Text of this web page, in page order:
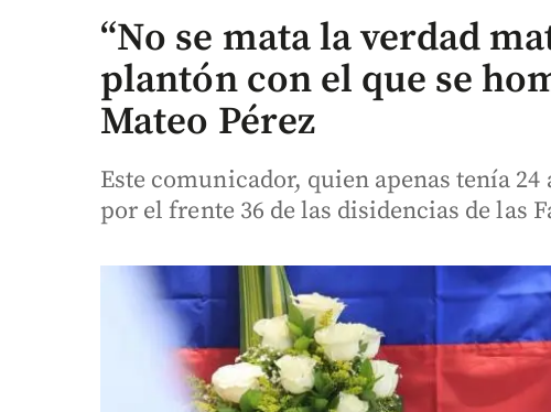
“No se mata la verdad
plantón con el que se
Mateo Pérez
Este comunicador, quien apenas tenía
por el frente 36 de las disidencias de las